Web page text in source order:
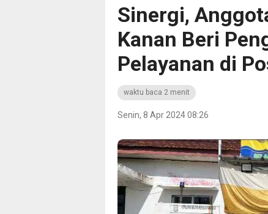
Sinergi,
Kanan Beri
Pelayanan di
waktu baca 2 menit
Senin, 8 Apr 2024 08:26